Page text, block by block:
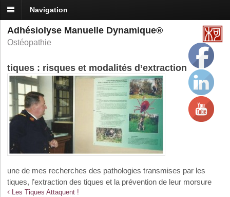
Navigation
Adhésiolyse Manuelle Dynamique®
Ostéopathie
tiques : risques et modalités d’extraction
une de mes recherches des pathologies transmises par les
tiques, l’extraction des tiques et la prévention de leur morsure
Les Tiques Attaquent !